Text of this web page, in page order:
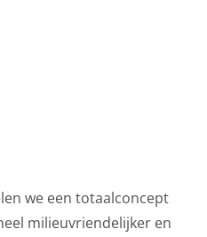
we een totaalconcept
milieuvriendelijker en